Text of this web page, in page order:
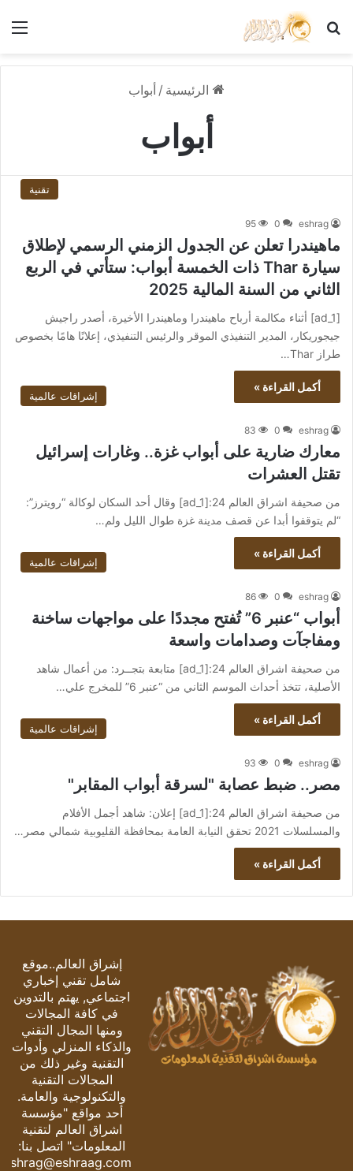
بحث عن
الرئيسية / أبواب
أبواب
تقنية
eshrag
0
95
ماهيندرا تعلن عن الجدول الزمني الرسمي لإطلاق
سيارة Thar ذات الخمسة أبواب: ستأتي في الربع
الثاني من السنة المالية 2025
[ad_1] أثناء مكالمة أرباح ماهيندرا وماهيندرا الأخيرة، أصدر راجيش
جيجوريكار، المدير التنفيذي الموقر والرئيس التنفيذي، إعلانًا هامًا بخصوص
طراز Thar…
أكمل القراءة »
إشراقات عالمية
eshrag
0
83
معارك ضارية على أبواب غزة.. وغارات إسرائيل
تقتل العشرات
من صحيفة اشراق العالم 24:[ad_1] وقال أحد السكان لوكالة “رويترز”:
“لم يتوقفوا أبدا عن قصف مدينة غزة طوال الليل ولم…
أكمل القراءة »
إشراقات عالمية
eshrag
0
86
أبواب “عنبر 6” تُفتح مجددًا على مواجهات ساخنة
ومفاجآت وصدامات واسعة
من صحيفة اشراق العالم 24:[ad_1] متابعة بتجــرد: من أعمال شاهد
الأصلية، تتخذ أحداث الموسم الثاني من “عنبر 6” للمخرج علي…
أكمل القراءة »
إشراقات عالمية
eshrag
0
93
مصر.. ضبط عصابة "لسرقة أبواب المقابر"
من صحيفة اشراق العالم 24:[ad_1] إعلان: شاهد أجمل الأفلام
والمسلسلات 2021 تحقق النيابة العامة بمحافظة القليوبية شمالي مصر…
أكمل القراءة »
إشراق العالم..موقع
شامل تقني إخباري
اجتماعي, يهتم بالتدوين
في كافة المجالات
ومنها المجال التقني
والذكاء المنزلي وأدوات
التقنية وغير ذلك من
المجالات التقنية
والتكنولوجية والعامة.
أحد مواقع "مؤسسة
اشراق العالم لتقنية
المعلومات" اتصل بنا:
eshrag@eshraag.com